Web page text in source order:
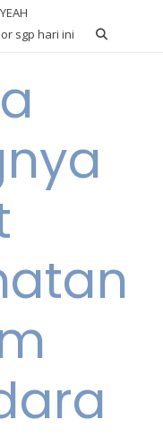
sgp hari ini